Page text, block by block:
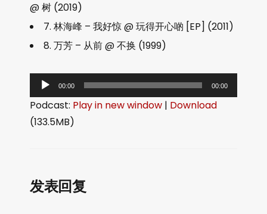
@ 树 (2019)
7. 林海峰 – 我好惊 @ 玩得开心啲 [EP] (2011)
8. 万芳 – 从前 @ 不换 (1999)
频
播
放
00:00 00:00
Podcast: Play in new window | Download
(133.5MB)
发表回复